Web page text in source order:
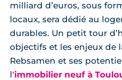
milliard d’euros, sous
locaux, sera dédié au
durables. Un petit tour
objectifs et les enjeux de
Rebsamen et ses
l'immobilier neuf à